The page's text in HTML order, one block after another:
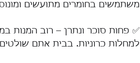
משתמשים בחומרים מתועשים
✅ פחות סוכר ונתרן – רוב המנות
למחלות כרוניות. בבית אתם